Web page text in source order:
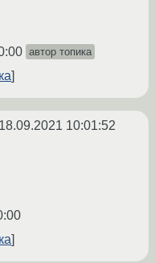
автор топика
18.09.2021 10:01:52